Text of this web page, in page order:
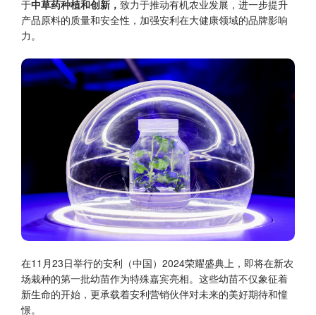
于中草药种植和创新， 致力于推动有机农业发展，进一步提升
产品原料的质量和安全性，加强安利在大健康领域的品牌影响
力。
在11月23日举行的安利（中国）2024荣耀盛典上，即将在新农
场栽种的第一批幼苗作为特殊嘉宾亮相。这些幼苗不仅象征着
新生命的开始，更承载着安利营销伙伴对未来的美好期待和憧
憬。